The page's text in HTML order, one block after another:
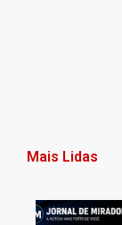
Mais Lidas